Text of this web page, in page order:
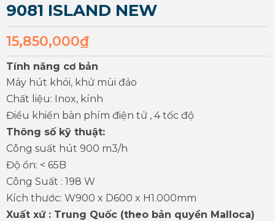
9081 ISLAND NEW
15,850,000₫
Tính năng cơ bản
Máy hút khói, khử mùi đảo
Chất liệu: Inox, kính
Điều khiển bàn phím điện tử , 4 tốc độ
Thông số kỹ thuật:
Công suất hút 900 m3/h
Độ ồn: < 65B
Công Suất : 198 W
Kích thước: W900 x D600 x H1.000mm
Xuất xứ : Trung Quốc (theo bản quyền Malloca)